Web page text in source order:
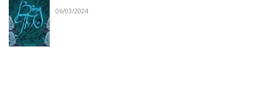
06/03/2024